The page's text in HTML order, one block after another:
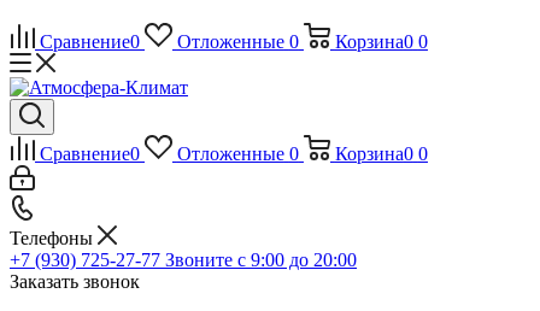
Сравнение0 Отложенные 0 Корзина0 0
Сравнение0 Отложенные 0 Корзина0 0
Телефоны
+7 (930) 725-27-77 Звоните с 9:00 до 20:00
Заказать звонок